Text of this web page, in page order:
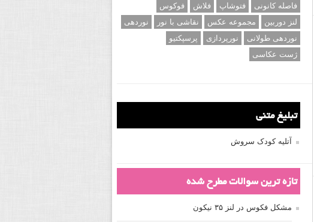
فاصله کانونی
فتوشاپ فلاش
فوکوس
لنز دوربین
مجموعه عکس نقاشی با نور
نوردهی
نوردهی طولانی
نورپردازی
پرسپکتیو
ژست عکاسی
تبلیغ متنی
آتلیه کودک سروش
تازه ترین سوالات مطرح شده
مشکل فکوس در لنز ۳۵ نیکون